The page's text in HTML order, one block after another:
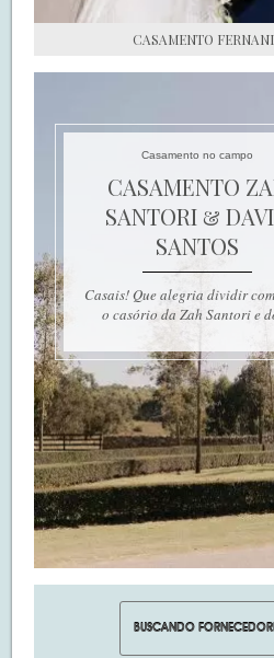
CASAMENTO
Casamento no campo
CASAMENTO
SANTORI &
SANTOS
Casais! Que alegria dividir
o casório da Zah Santori e